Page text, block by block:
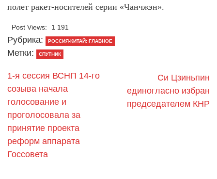
полет ракет-носителей серии «Чанчжэн».
Post Views: 1 191
Рубрика: РОССИЯ-КИТАЙ: ГЛАВНОЕ
Метки: СПУТНИК
1-я сессия ВСНП 14-го
созыва начала
голосование и
проголосовала за
принятие проекта
реформ аппарата
Госсовета
Си Цзиньпин
единогласно избран
председателем КНР